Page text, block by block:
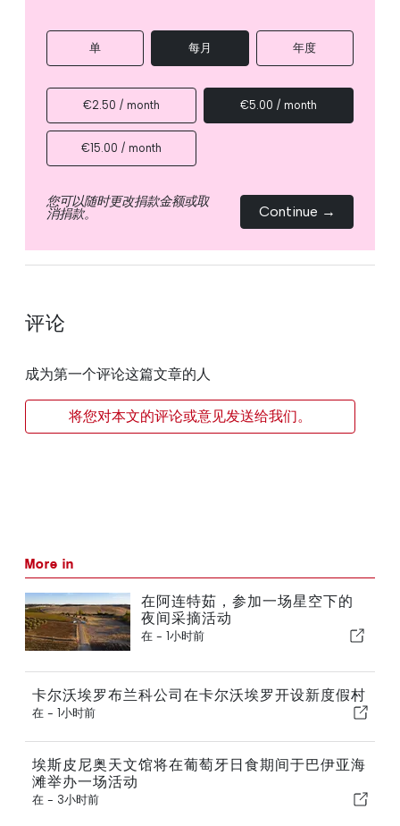
单 每月 年度
€2.50 / month €5.00 / month
€15.00 / month
您可以随时更改捐款金额或取
消捐款。 Continue →
评论
成为第一个评论这篇文章的人
将您对本文的评论或意见发送给我们。
More in
在阿连特茹，参加一场星空下的
夜间采摘活动
在 - 1小时前
卡尔沃埃罗布兰科公司在卡尔沃埃罗开设新度假村
在 - 1小时前
埃斯皮尼奥天文馆将在葡萄牙日食期间于巴伊亚海
滩举办一场活动
在 - 3小时前